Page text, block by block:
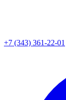
+7 (343) 361-22-01